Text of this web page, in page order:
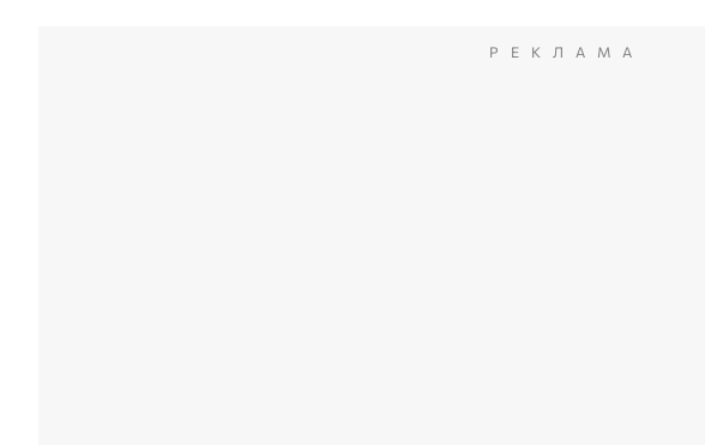
РЕКЛАМА